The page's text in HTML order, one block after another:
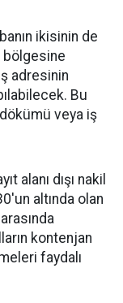
ikisinin de
bölgesine
adresinin
Bu
veya iş
alanı dışı nakil
altında olan
kontenjan
faydalı